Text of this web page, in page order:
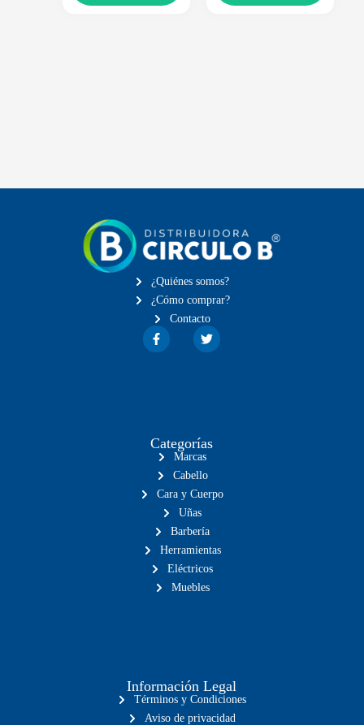
¿Quiénes somos?
¿Cómo comprar?
Contacto
Categorías
Marcas
Cabello
Cara y Cuerpo
Uñas
Barbería
Herramientas
Eléctricos
Muebles
Información Legal
Términos y Condiciones
Aviso de privacidad